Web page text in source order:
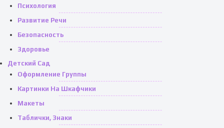
Психология
Развитие Речи
Безопасность
Здоровье
Детский Сад
Оформление Группы
Картинки На Шкафчики
Макеты
Таблички, Знаки